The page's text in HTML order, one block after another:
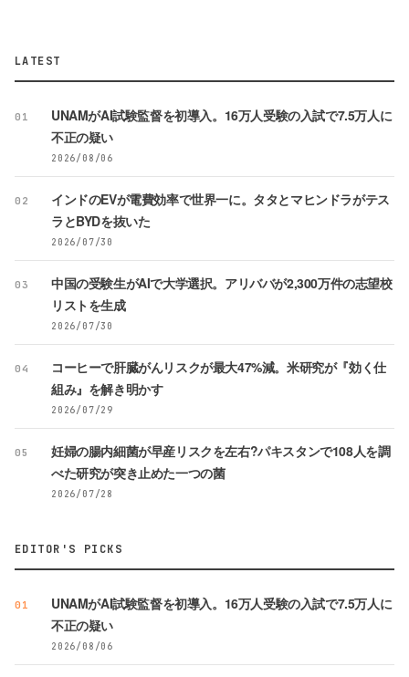
LATEST
01
UNAMがAI試験監督を初導入。16万人受験の入試で7.5万人に
不正の疑い
2026/08/06
02
インドのEVが電費効率で世界一に。タタとマヒンドラがテス
ラとBYDを抜いた
2026/07/30
03
中国の受験生がAIで大学選択。アリババが2,300万件の志望校
リストを生成
2026/07/30
04
コーヒーで肝臓がんリスクが最大47%減。米研究が『効く仕
組み』を解き明かす
2026/07/29
05
妊婦の腸内細菌が早産リスクを左右?パキスタンで108人を調
べた研究が突き止めた一つの菌
2026/07/28
EDITOR'S PICKS
01
UNAMがAI試験監督を初導入。16万人受験の入試で7.5万人に
不正の疑い
2026/08/06